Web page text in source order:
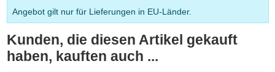
Angebot gilt nur für Lieferungen in EU-Länder.
Kunden, die diesen Artikel gekauft
haben, kauften auch ...